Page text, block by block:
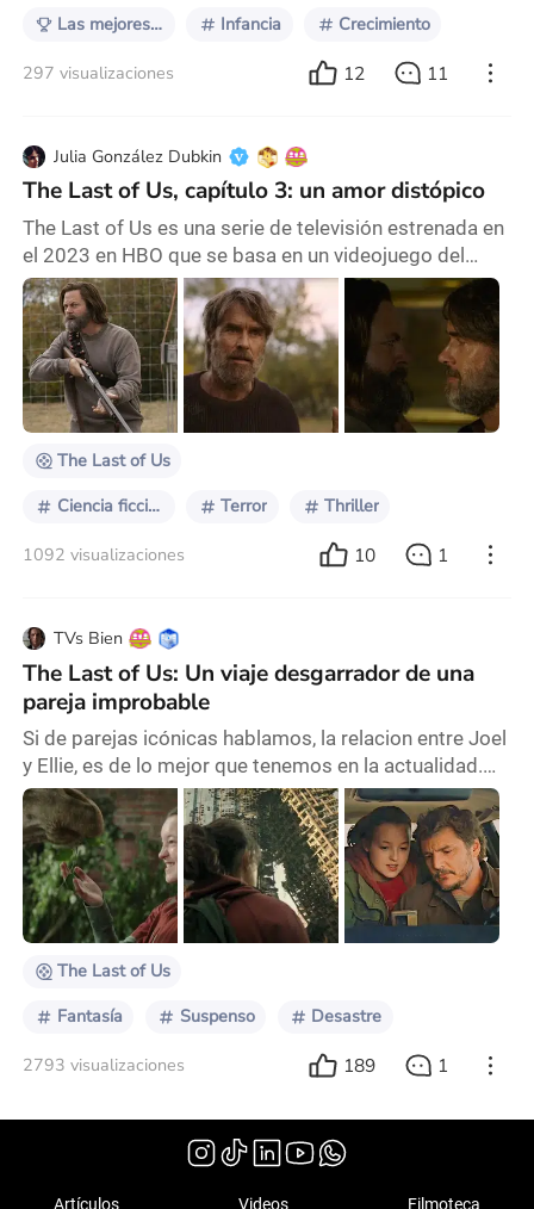
Las mejores y peores adaptaciones Infancia Crecimiento
297 visualizaciones 12 11
Julia González Dubkin
The Last of Us, capítulo 3: un amor distópico
The Last of Us es una serie de televisión estrenada en
el 2023 en HBO que se basa en un videojuego del
2013 que lleva su mismo nombre. Mi experiencia con
la serie fue particular, porque la vi justo después de
ver por primera vez The Walking Dead, que por
entonces ya tenía varios años y temporadas. A priori,
podríamos suponer muchas similitudes entre ambas,
ya que la temática postapocalíptica y los
The Last of Us
Ciencia ficción Terror Thriller
1092 visualizaciones 10 1
TVs Bien
The Last of Us: Un viaje desgarrador de una
pareja improbable
Si de parejas icónicas hablamos, la relacion entre Joel
y Ellie, es de lo mejor que tenemos en la actualidad.
The Last of Us me marcó de una manera profunda e
inesperada. La serie no solo me cautivó con su trama
y su ambientación postapocalíptica, sino que me
conmovió profundamente con la historia de Joel y
Ellie, una pareja que representa el amor paternal en su
forma más pura y desgarradora. Joel
The Last of Us
Fantasía Suspenso Desastre
2793 visualizaciones 189 1
Artículos Videos Filmoteca